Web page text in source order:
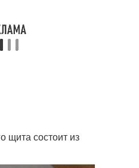
щита состоит из